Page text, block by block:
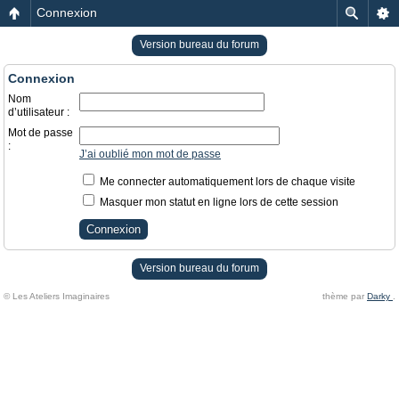
Connexion
Version bureau du forum
Connexion
Nom
d’utilisateur :
Mot de passe
:
J’ai oublié mon mot de passe
Me connecter automatiquement lors de chaque visite
Masquer mon statut en ligne lors de cette session
Version bureau du forum
© Les Ateliers Imaginaires thème par Darky